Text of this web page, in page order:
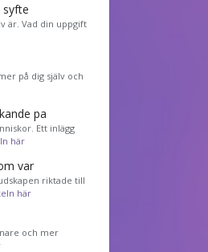
syfte
är. Vad din uppgift
på dig själv och
pa
Ett inlägg
här
var
riktade till
här
och mer